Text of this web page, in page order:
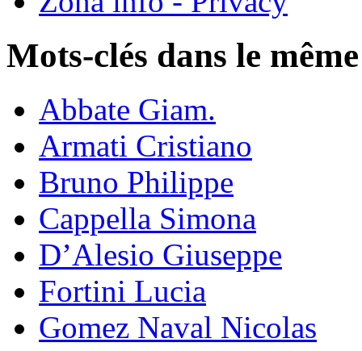
Mots-clés dans le
Abbate Giam.
Armati Cristiano
Bruno Philippe
Cappella Simona
D’Alesio Giuseppe
Fortini Lucia
Gomez Naval Nicolas